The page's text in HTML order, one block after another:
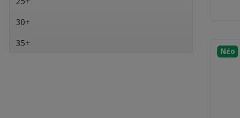
30+
35+
Νέο